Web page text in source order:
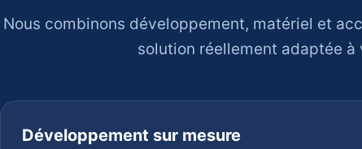
Nous combinons développement, matériel et
solution réellement adaptée à
Développement sur mesure